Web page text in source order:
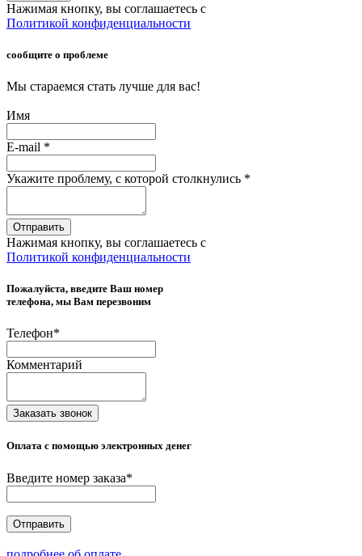
Нажимая кнопку, вы соглашаетесь с
Политикой конфиденциальности
сообщите о проблеме
Мы стараемся стать лучше для вас!
Имя
E-mail *
Укажите проблему, с которой столкнулись *
Отправить
Нажимая кнопку, вы соглашаетесь с
Политикой конфиденциальности
Пожалуйста, введите Ваш номер
телефона, мы Вам перезвоним
Телефон*
Комментарий
Заказать звонок
Оплата с помощью электронных денег
Введите номер заказа*
Отправить